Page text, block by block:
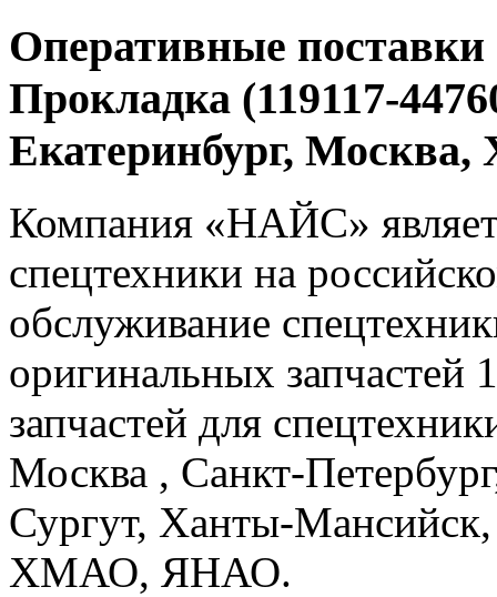
Оперативные
Прокладка (119117-
Екатеринбург,
Компания «НАЙС»
спецтехники на
обслуживание
оригинальных запчастей
запчастей для
Москва , Санкт-
Сургут, Ханты-
ХМАО, ЯНАО.